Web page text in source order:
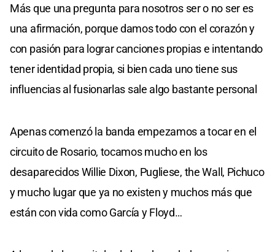
Más que una pregunta para nosotros ser o no ser es
una afirmación, porque damos todo con el corazón y
con pasión para lograr canciones propias e intentando
tener identidad propia, si bien cada uno tiene sus
influencias al fusionarlas sale algo bastante personal
Apenas comenzó la banda empezamos a tocar en el
circuito de Rosario, tocamos mucho en los
desaparecidos Willie Dixon, Pugliese, the Wall, Pichuco
y mucho lugar que ya no existen y muchos más que
están con vida como García y Floyd…